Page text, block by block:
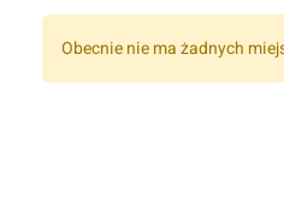
Obecnie nie ma żadnych